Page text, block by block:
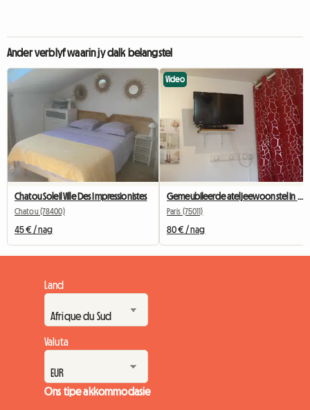
Ander verblyf waarin jy dalk belangstel
Chatou Soleil Ville Des Impressionistes
Chatou (78400)
45 € / nag
Video
Paris (75011)
80 € / nag
Land
Valuta
Ons tipe akkommodasie